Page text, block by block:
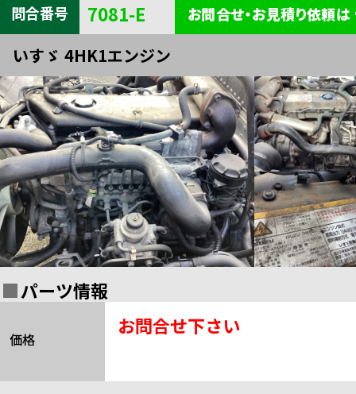
タイヤ・
足まわり
外装
エンジン
関連
全部品一覧検索
問合番号 7081-E
いすゞ 4HK1エンジン
お問合せ・お見積り依頼は
パーツ情報
価格
お問合せ下さい